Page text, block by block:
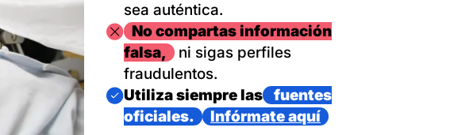
sea auténtica.
ImagenNo compartas información
falsa,
ni sigas perfiles
fraudulentos.
Imagen
Utiliza siempre las
fuentes
oficiales.
Infórmate aquí